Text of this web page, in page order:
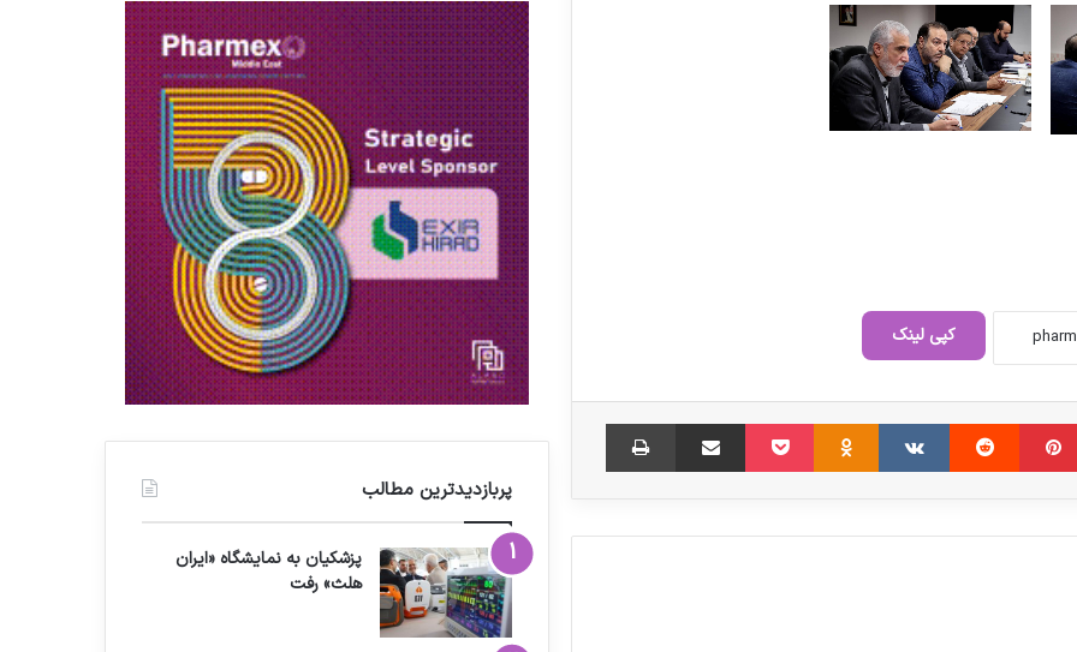
کپی لینک
‫پین‌ترست ‫رددیت ‫VKontakte
‫Odnoklassniki پاکت اشتراک گذاری از طریق ایمیل
توزیع آنتی‌بیوتیک هنوز کافی نیست / تامین
اجتماعی فقط مطالبات یک ماه داروخانه‌ها را
پرداخت کرده است
چک های برگشتی داروخانه ها رو به افزایش
است
پربازدیدترین مطالب
پزشکیان به نمایشگاه «ایران
هلث» رفت